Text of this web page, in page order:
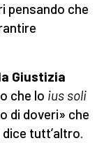
pensando che
Giustizia
che lo ius soli
di doveri» che
tutt’altro.